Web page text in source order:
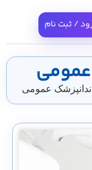
ثبت نام
عمومی